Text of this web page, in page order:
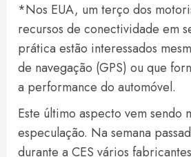
*Nos EUA, um terço dos
recursos de conectividade em
prática estão interessados
de navegação (GPS) ou que
a performance do automóvel.
Este último aspecto vem sendo
especulação. Na semana
durante a CES vários